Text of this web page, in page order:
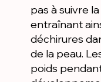
pas à suivre
entraînant
déchirures
de la peau.
poids